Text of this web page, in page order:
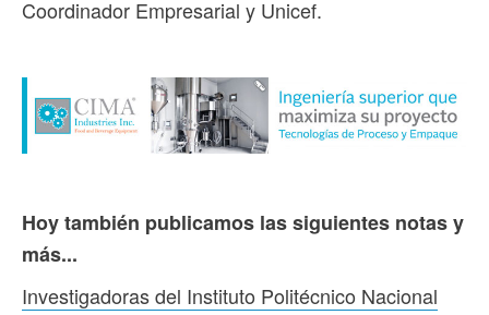
Coordinador Empresarial y Unicef.
Hoy también publicamos las siguientes notas y
más...
Investigadoras del Instituto Politécnico Nacional